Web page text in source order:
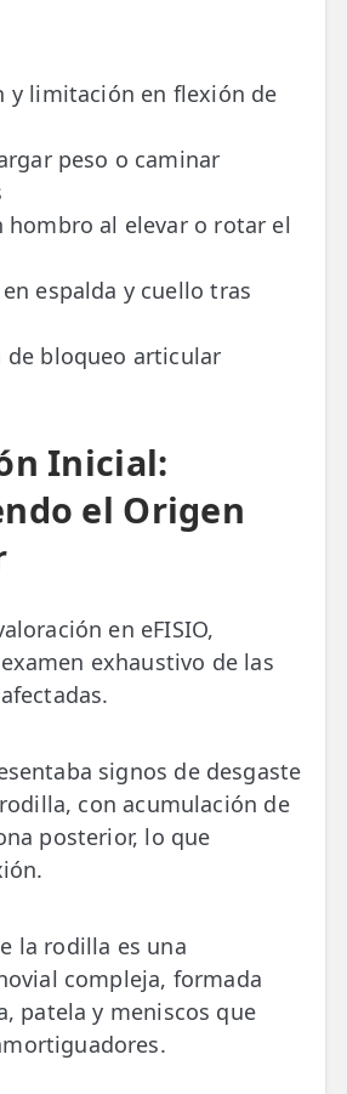
y limitación en flexión de
peso o caminar
hombro al elevar o rotar el
espalda y cuello tras
de bloqueo articular
Inicial:
el Origen
en eFISIO,
exhaustivo de las
signos de desgaste
con acumulación de
posterior, lo que
la rodilla es una
compleja, formada
patela y meniscos que